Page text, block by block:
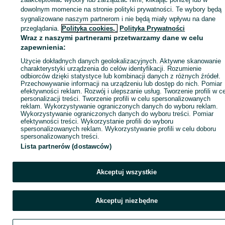
ID:1076976570 Wyświetlenia:
Zadzwoń / SMS
dowolnym momencie na stronie polityki prywatności. Te wybory będą
sygnalizowane naszym partnerom i nie będą miały wpływu na dane
przeglądania. Polityka cookies, Polityka Prywatności
Wraz z naszymi partnerami przetwarzamy dane w celu
zapewnienia:
Użycie dokładnych danych geolokalizacyjnych. Aktywne skanowanie
charakterystyki urządzenia do celów identyfikacji. Rozumienie
odbiorców dzięki statystyce lub kombinacji danych z różnych źródeł.
Przechowywanie informacji na urządzeniu lub dostęp do nich. Pomiar
efektywności reklam. Rozwój i ulepszanie usług. Tworzenie profili w
personalizacji treści. Tworzenie profili w celu spersonalizowanych
reklam. Wykorzystywanie ograniczonych danych do wyboru reklam.
Wykorzystywanie ograniczonych danych do wyboru treści. Pomiar
efektywności treści. Wykorzystanie profili do wyboru
spersonalizowanych reklam. Wykorzystywanie profili w celu doboru
spersonalizowanych treści.
Lista partnerów (dostawców)
Akceptuj wszystkie
Akceptuj niezbędne